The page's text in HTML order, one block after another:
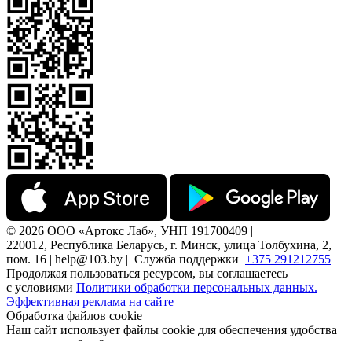
© 2026 ООО «Артокс Лаб», УНП 191700409 |
220012, Республика Беларусь, г. Минск, улица Толбухина, 2,
пом. 16 | help@103.by | Служба поддержки +375 291212755
Продолжая пользоваться ресурсом, вы соглашаетесь
с условиями Политики обработки персональных данных.
Эффективная реклама на сайте
Обработка файлов cookie
Наш сайт использует файлы cookie для обеспечения удобства